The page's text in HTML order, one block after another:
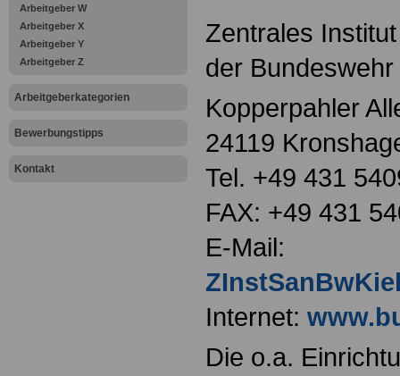
Arbeitgeber W
Arbeitgeber X
Arbeitgeber Y
Arbeitgeber Z
Arbeitgeberkategorien
Bewerbungstipps
Kontakt
Zentrales
der
Kopperpahler
24119
Tel. +49 431
FAX: +49 431
E-Mail:
Internet:
Die o.a.